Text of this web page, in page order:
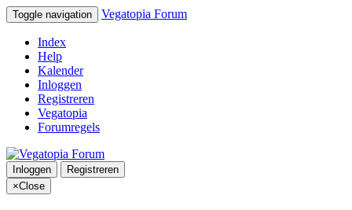
Toggle navigation Vegatopia Forum
Index
Help
Kalender
Inloggen
Registreren
Vegatopia
Forumregels
Inloggen
Registreren
×Close